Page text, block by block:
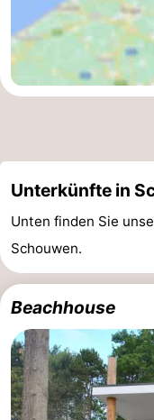
Natur
de
-
Domburg
-
Vlissingen
-
Middelburg
Wetter
Kontakt
Unterkünfte in
Unten finden Sie
Schouwen.
Beachhouse